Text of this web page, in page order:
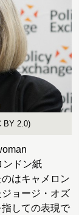
BY 2.0)
ンドン紙
はキャメロン
ョージ・オズ
しての表現で